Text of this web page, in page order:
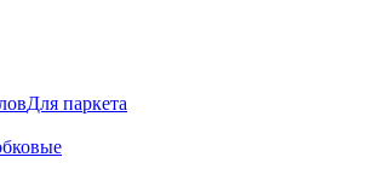
Для паркета